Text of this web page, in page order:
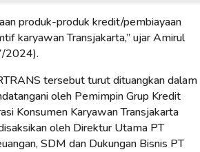
produk-produk kredit/pembiayaan
karyawan Transjakarta,” ujar Amirul
2024).
tersebut turut dituangkan dalam
oleh Pemimpin Grup Kredit
Konsumen Karyawan Transjakarta
oleh Direktur Utama PT
SDM dan Dukungan Bisnis PT